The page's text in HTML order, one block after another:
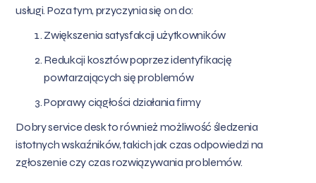
usługi. Poza tym, przyczynia się on do:
Zwiększenia satysfakcji użytkowników
Redukcji kosztów poprzez identyfikację
powtarzających się problemów
Poprawy ciągłości działania firmy
Dobry service desk to również możliwość śledzenia
istotnych wskaźników, takich jak czas odpowiedzi na
zgłoszenie czy czas rozwiązywania problemów.